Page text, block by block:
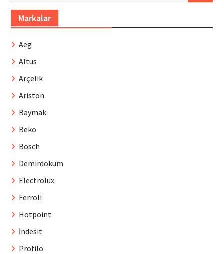
Markalar
Aeg
Altus
Arçelik
Ariston
Baymak
Beko
Bosch
Demirdöküm
Electrolux
Ferroli
Hotpoint
İndesit
Profilo